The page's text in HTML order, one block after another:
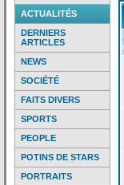
ACTUALITÉS
DERNIERS
ARTICLES
NEWS
SOCIÉTÉ
FAITS DIVERS
SPORTS
PEOPLE
POTINS DE STARS
PORTRAITS